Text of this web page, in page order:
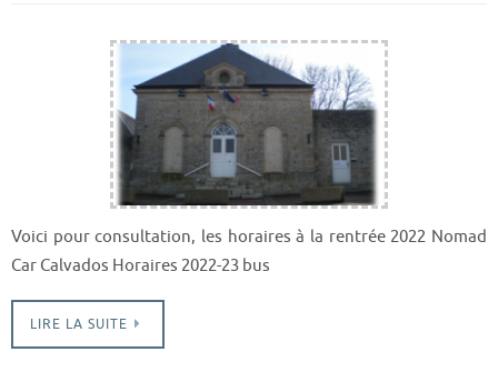
Voici pour consultation, les horaires à la rentrée 2022 Nomad
Car Calvados Horaires 2022-23 bus
LIRE LA SUITE